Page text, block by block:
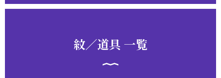
紋／道具 一覧